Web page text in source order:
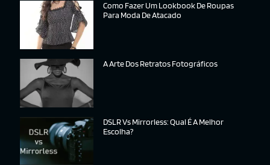
Como Fazer Um Lookbook De Roupas
Para Moda De Atacado
A Arte Dos Retratos Fotográficos
DSLR Vs Mirrorless: Qual É A Melhor
Escolha?